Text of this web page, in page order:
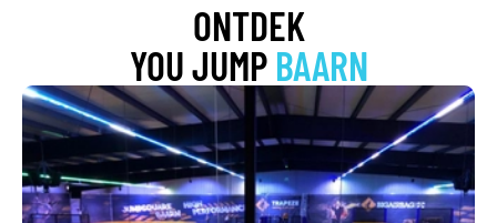
ONTDEK
YOU JUMP BAARN